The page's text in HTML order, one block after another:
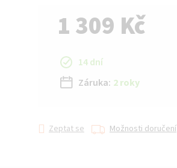
1 309 Kč
14 dní
Záruka: 2 roky
Zeptat se Možnosti doručení